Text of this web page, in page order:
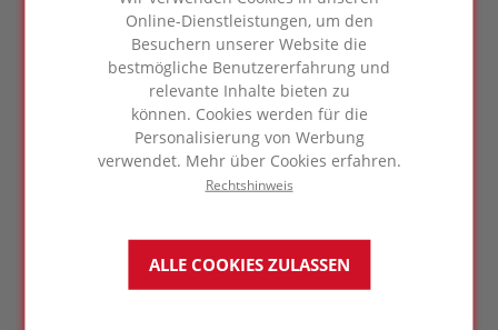
Online-Dienstleistungen, um den
Besuchern unserer Website die
bestmögliche Benutzererfahrung und
relevante Inhalte bieten zu
können. Cookies werden für die
Personalisierung von Werbung
verwendet. Mehr über Cookies erfahren.
Rechtshinweis
ALLE COOKIES ZULASSEN
FOAMGLAS®
Firmenbesuche
MEHR